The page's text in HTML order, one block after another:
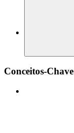
Conceitos-Chave